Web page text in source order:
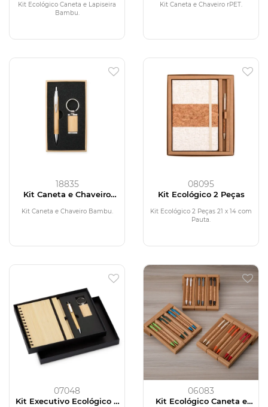
Kit Ecológico Caneta e Lapiseira
Bambu.
Kit Caneta e Chaveiro rPET.
18835
Kit Caneta e Chaveiro
Kit Caneta e Chaveiro Bambu.
08095
Kit Ecológico 2 Peças
Kit Ecológico 2 Peças 21 x 14 com
Pauta.
07048
Kit Executivo Ecológico 3
06083
Kit Ecológico Caneta e